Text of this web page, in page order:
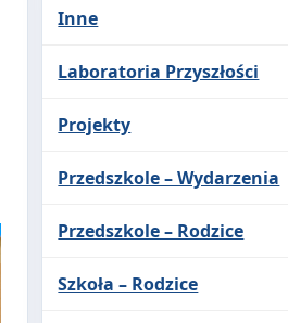
Inne
Laboratoria Przyszłości
Projekty
Przedszkole – Wydarzenia
Przedszkole – Rodzice
Szkoła – Rodzice